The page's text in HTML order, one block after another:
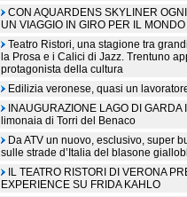
CON AQUARDENS SKYLINER
UN VIAGGIO IN GIRO PER IL MONDO
Teatro Ristori, una stagione tra
la Prosa e i Calici di Jazz. Trentuno
protagonista della cultura
Edilizia veronese, quasi un
INAUGURAZIONE LAGO DI
limonaia di Torri del Benaco
Da ATV un nuovo, esclusivo, super
sulle strade d’Italia del blasone
IL TEATRO RISTORI DI VERONA
EXPERIENCE SU FRIDA KAHLO